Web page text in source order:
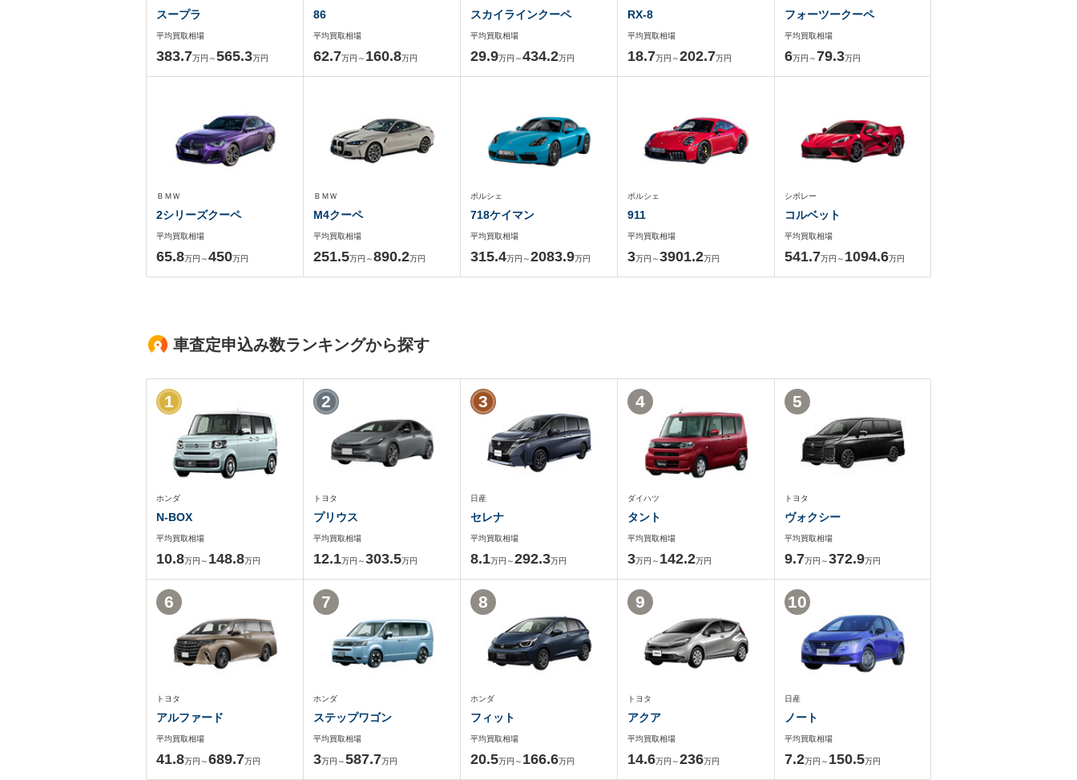
スープラ
平均買取相場
383.7万円～565.3万円
86
平均買取相場
62.7万円～ 160.8万円
スカイラインクーペ
平均買取相場
29.9万円～434.2万円
RX-8
平均買取相場
18.7万円～202.7万円
フォーツークーペ
平均買取相場
6万円～79.3万円
ＢＭＷ
2シリーズクーペ
平均買取相場
65.8万円～450万円
ＢＭＷ
M4クーペ
平均買取相場
251.5万円～890.2万円
ポルシェ
718ケイマン
平均買取相場
315.4万円～2083.9万円
ポルシェ
911
平均買取相場
3万円～3901.2万円
シボレー
コルベット
平均買取相場
541.7万円～ 1094.6万円
車査定申込み数ランキングから探す
ホンダ
N-BOX
平均買取相場
10.8万円～ 148.8万円
1
トヨタ
プリウス
平均買取相場
12.1万円～303.5万円
2
日産
セレナ
平均買取相場
8.1万円～292.3万円
3
ダイハツ
タント
平均買取相場
3万円～ 142.2万円
4
トヨタ
ヴォクシー
平均買取相場
9.7万円～372.9万円
5
トヨタ
アルファード
平均買取相場
41.8万円～689.7万円
6
ホンダ
ステップワゴン
平均買取相場
3万円～587.7万円
7
ホンダ
フィット
平均買取相場
20.5万円～ 166.6万円
8
トヨタ
アクア
平均買取相場
14.6万円～236万円
9
日産
ノート
平均買取相場
7.2万円～ 150.5万円
10